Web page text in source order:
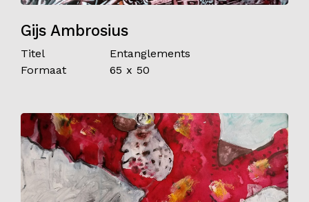
Gijs Ambrosius
Titel
Entanglements
Formaat
65 x 50